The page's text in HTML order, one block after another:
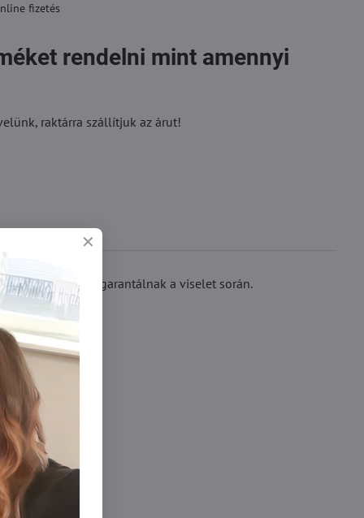
fizetés
rendelni mint amennyi
raktárra szállítjuk az árut!
élettartamot garantálnak a viselet során.